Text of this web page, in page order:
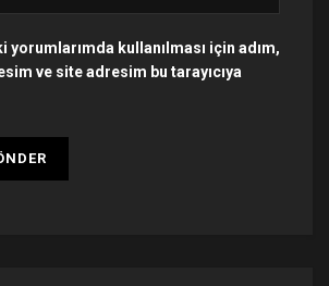
yorumlarımda kullanılması için adım,
ve site adresim bu tarayıcıya